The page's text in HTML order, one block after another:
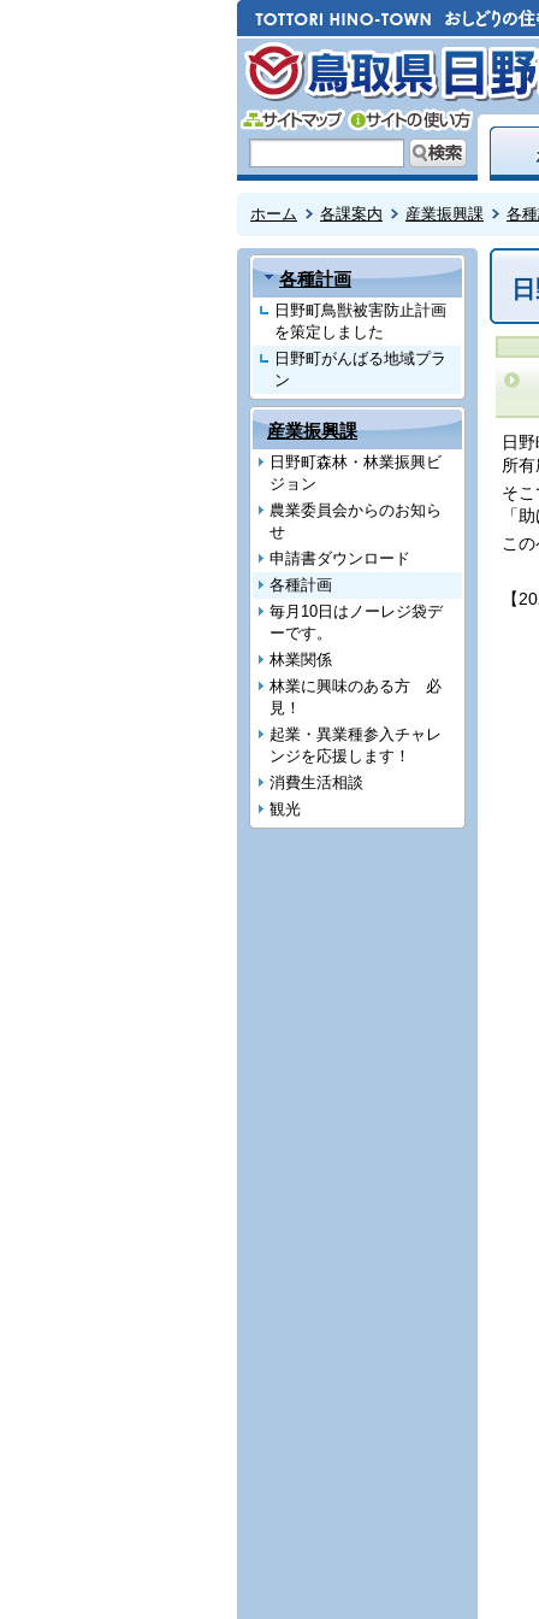
ホーム 各課案内 産業振興課 各
各種計画
日野町鳥獣被害防止計画
を策定しました
日野町がんばる地域プラ
ン
産業振興課
日野町森林・林業振興ビ
ジョン
農業委員会からのお知ら
せ
申請書ダウンロード
各種計画
毎月10日はノーレジ袋デ
ーです。
林業関係
林業に興味のある方 必
見！
起業・異業種参入チャレ
ンジを応援します！
消費生活相談
観光
日
所
そ
「
こ
【